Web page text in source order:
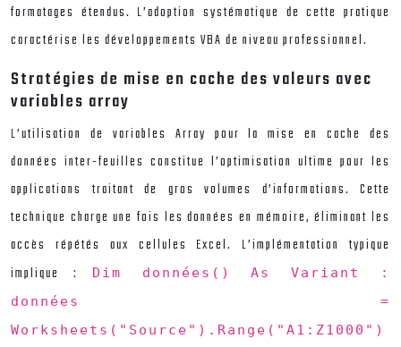
formatages étendus. L’adoption systématique de cette pratique
caractérise les développements VBA de niveau professionnel.
Stratégies de mise en cache des valeurs avec
variables array
L’utilisation de variables Array pour la mise en cache des
données inter-feuilles constitue l’optimisation ultime pour les
applications traitant de gros volumes d’informations. Cette
technique charge une fois les données en mémoire, éliminant les
accès répétés aux cellules Excel. L’implémentation typique
implique :
Dim données() As Variant :
données =
Worksheets("Source").Range("A1:Z1000")